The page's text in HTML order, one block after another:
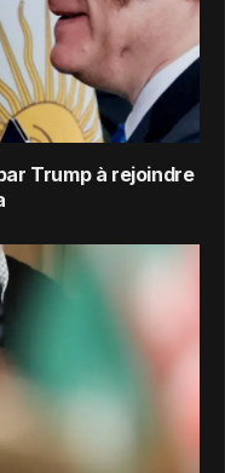
Trump à rejoindre